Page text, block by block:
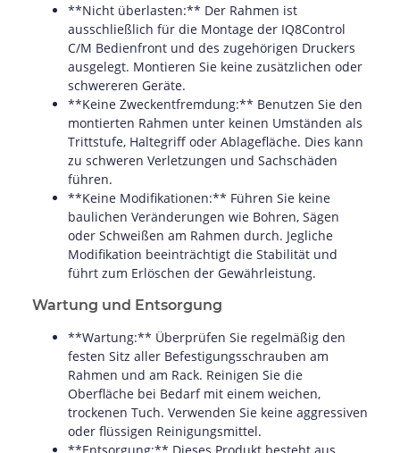
**Nicht überlasten:** Der Rahmen ist
ausschließlich für die Montage der IQ8Control
C/M Bedienfront und des zugehörigen Druckers
ausgelegt. Montieren Sie keine zusätzlichen oder
schwereren Geräte.
**Keine Zweckentfremdung:** Benutzen Sie den
montierten Rahmen unter keinen Umständen als
Trittstufe, Haltegriff oder Ablagefläche. Dies kann
zu schweren Verletzungen und Sachschäden
führen.
**Keine Modifikationen:** Führen Sie keine
baulichen Veränderungen wie Bohren, Sägen
oder Schweißen am Rahmen durch. Jegliche
Modifikation beeinträchtigt die Stabilität und
führt zum Erlöschen der Gewährleistung.
Wartung und Entsorgung
**Wartung:** Überprüfen Sie regelmäßig den
festen Sitz aller Befestigungsschrauben am
Rahmen und am Rack. Reinigen Sie die
Oberfläche bei Bedarf mit einem weichen,
trockenen Tuch. Verwenden Sie keine aggressiven
oder flüssigen Reinigungsmittel.